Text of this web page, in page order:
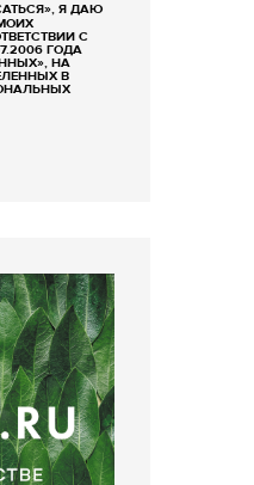
Я ДАЮ
С
ГОДА
НА
В